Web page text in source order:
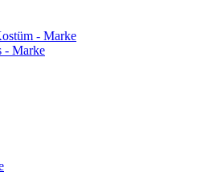
- Marke
- Marke